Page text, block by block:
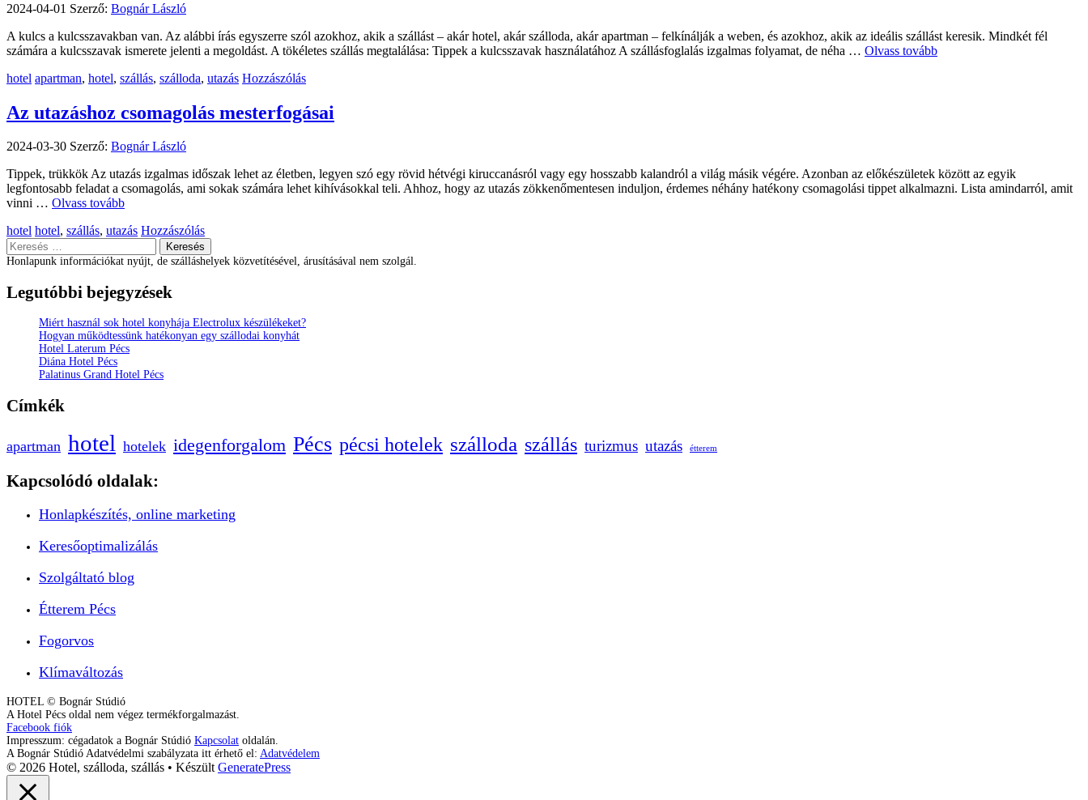
2024-04-01 Szerző: Bognár László
A kulcs a kulcsszavakban van. Az alábbi írás egyszerre szól azokhoz, akik a szállást – akár hotel, akár szálloda, akár apartman – felkínálják a weben, és azokhoz, akik az ideális szállást keresik. Mindkét fél
számára a kulcsszavak ismerete jelenti a megoldást. A tökéletes szállás megtalálása: Tippek a kulcsszavak használatához A szállásfoglalás izgalmas folyamat, de néha … Olvass tovább
Kategória
hotel Címkék
apartman, hotel, szállás, szálloda, utazás Hozzászólás
Az utazáshoz csomagolás mesterfogásai
2024-03-30 Szerző: Bognár László
Tippek, trükkök Az utazás izgalmas időszak lehet az életben, legyen szó egy rövid hétvégi kiruccanásról vagy egy hosszabb kalandról a világ másik végére. Azonban az előkészületek között az egyik
legfontosabb feladat a csomagolás, ami sokak számára lehet kihívásokkal teli. Ahhoz, hogy az utazás zökkenőmentesen induljon, érdemes néhány hatékony csomagolási tippet alkalmazni. Lista amindarról, amit
vinni … Olvass tovább
Kategória
hotel Címkék
hotel, szállás, utazás Hozzászólás
Keresés:
Honlapunk információkat nyújt, de szálláshelyek közvetítésével, árusításával nem szolgál.
Legutóbbi bejegyzések
Miért használ sok hotel konyhája Electrolux készülékeket?
Hogyan működtessünk hatékonyan egy szállodai konyhát
Hotel Laterum Pécs
Diána Hotel Pécs
Palatinus Grand Hotel Pécs
Címkék
apartman hotel hotelek idegenforgalom Pécs pécsi hotelek szálloda szállás turizmus utazás étterem
Kapcsolódó oldalak:
Honlapkészítés, online marketing
Keresőoptimalizálás
Szolgáltató blog
Étterem Pécs
Fogorvos
Klímaváltozás
HOTEL © Bognár Stúdió
A Hotel Pécs oldal nem végez termékforgalmazást.
Facebook fiók
Impresszum: cégadatok a Bognár Stúdió Kapcsolat oldalán.
A Bognár Stúdió Adatvédelmi szabályzata itt érhető el: Adatvédelem
© 2026 Hotel, szálloda, szállás • Készült GeneratePress